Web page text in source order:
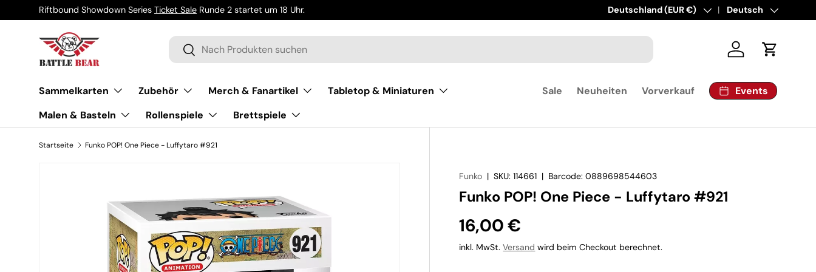
Direkt zum Inhalt
Riftbound Showdown Series Ticket Sale Runde 2 startet um 18 Uhr. Land/Region
Deutschland (EUR €) SpracheDeutsch
Suchen
Suchen Einloggen
Sammelkarten Zubehör Merch & Fanartikel
Tabletop & Miniaturen
Malen & Basteln
Rollenspiele Brettspiele
Sale Neuheiten Vorverkauf Events
Startseite Funko POP! One Piece - Luffytaro #921
Funko |SKU: 114661 | Barcode: 0889698544603
Funko POP! One Piece - Luffytaro #921
16,00 €
inkl. MwSt.Versand wird beim Checkout berechnet.